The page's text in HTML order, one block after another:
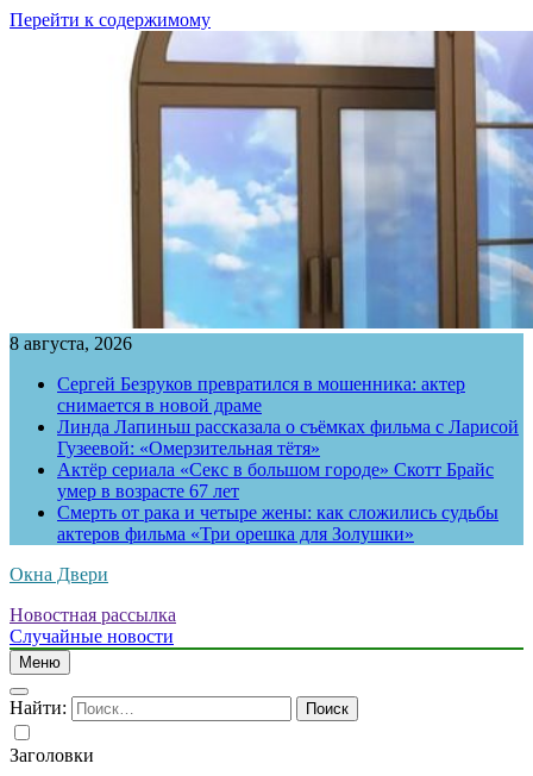
Перейти к содержимому
8 августа, 2026
Сергей Безруков превратился в мошенника: актер
снимается в новой драме
Линда Лапиньш рассказала о съёмках фильма с Ларисой
Гузеевой: «Омерзительная тётя»
Актёр сериала «Секс в большом городе» Скотт Брайс
умер в возрасте 67 лет
Смерть от рака и четыре жены: как сложились судьбы
актеров фильма «Три орешка для Золушки»
Окна Двери
Новостная рассылка
Случайные новости
Меню
Найти:
Заголовки